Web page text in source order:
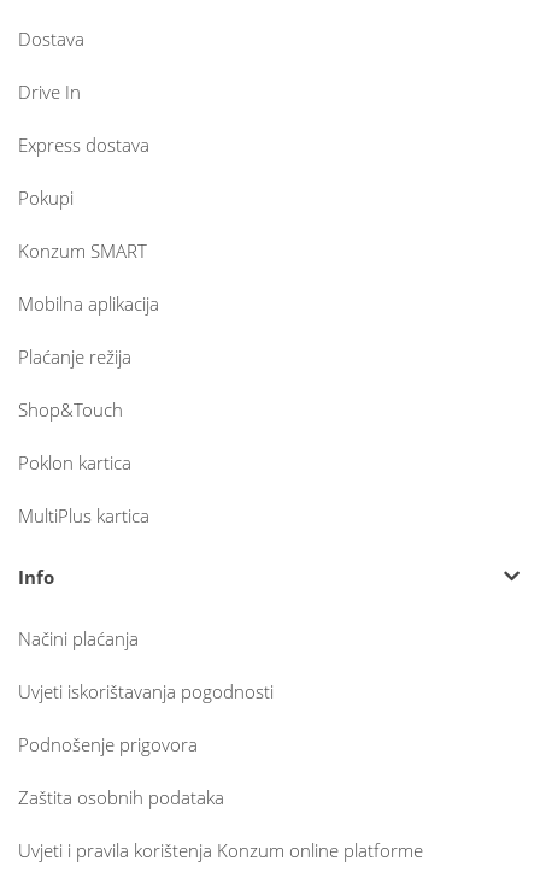
Dostava
Drive In
Express dostava
Pokupi
Konzum SMART
Mobilna aplikacija
Plaćanje režija
Shop&Touch
Poklon kartica
MultiPlus kartica
Info
Načini plaćanja
Uvjeti iskorištavanja pogodnosti
Podnošenje prigovora
Zaštita osobnih podataka
Uvjeti i pravila korištenja Konzum online platforme